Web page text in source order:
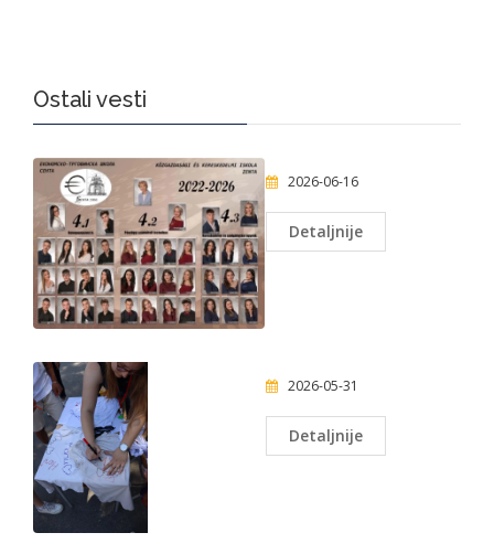
Ostali vesti
2026-06-16
Detaljnije
2026-05-31
Detaljnije